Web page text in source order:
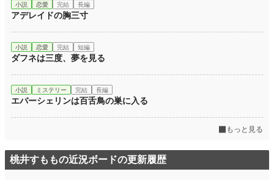
小説 恋愛 完結 長編
アデレイドの胸三寸
小説 恋愛 完結 短編
ダフネは三度、夢を見る
小説 ミステリー 完結 長編
エバーシェリンは百舌鳥の巣に入る
もっと見る
桃井すももの近況ボードの更新履歴